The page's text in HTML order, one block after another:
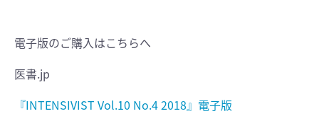
電子版のご購入はこちらへ
医書.jp
『INTENSIVIST Vol.10 No.4 2018』電子版